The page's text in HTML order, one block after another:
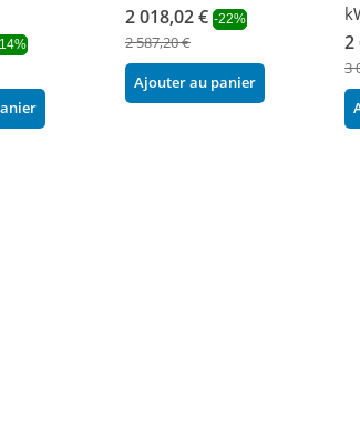
2 018,02 € -22%
2 587,20 €
Ajouter au panier
2
3